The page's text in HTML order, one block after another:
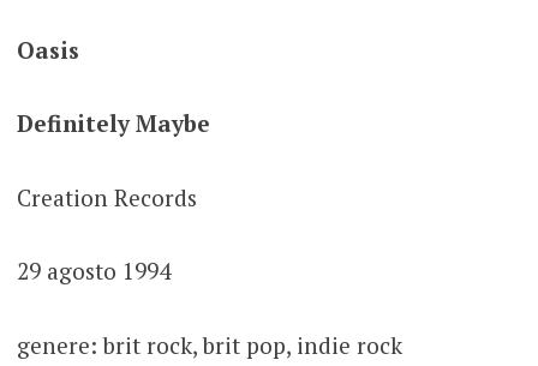
Oasis
Definitely Maybe
Creation Records
29 agosto 1994
genere: brit rock, brit pop, indie rock